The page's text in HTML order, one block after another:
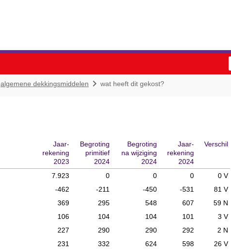
algemene dekkingsmiddelen  wat heeft dit gekost?
Jaar-
rekening
2023
Begroting
primitief
2024
Begroting
na wijziging
2024
Jaar-
rekening
2024
Verschil
7.923 0 0 0
0 V
-462 -211 -450 -531
81 V
369 295 548 607
59 N
106 104 104 101
3 V
227 290 290 292
2 N
231 332 624 598
26 V